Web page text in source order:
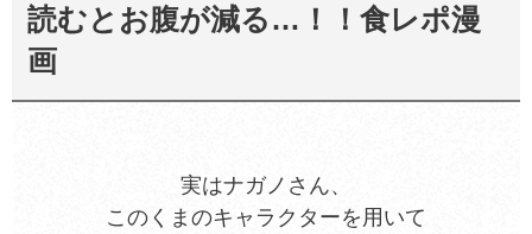
読むとお腹が減る…！！食レポ漫
画
実はナガノさん、
このくまのキャラクターを用いて